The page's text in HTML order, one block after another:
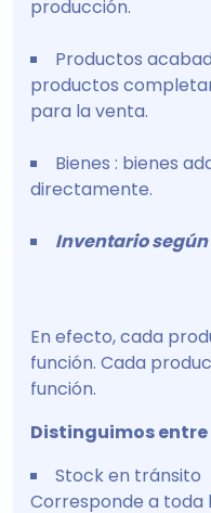
producción.
Productos
productos
para la venta.
Bienes : bienes
directamente.
Inventario
En efecto, cada
función. Cada
función.
Distinguimos entre
Stock en tránsito
Corresponde a